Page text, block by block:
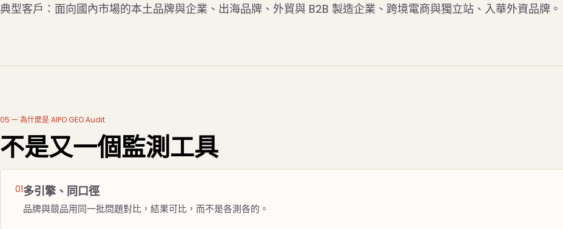
典型客戶：面向國內市場的本土品牌與企業、出海品牌、外貿與 B2B 製造企業、跨境電商與獨立站、入華外資品牌。
05 — 為什麼是 AIPO GEO Audit
不是又一個監測工具
多引擎、同口徑
品牌與競品用同一批問題對比，結果可比，而不是各測各的。